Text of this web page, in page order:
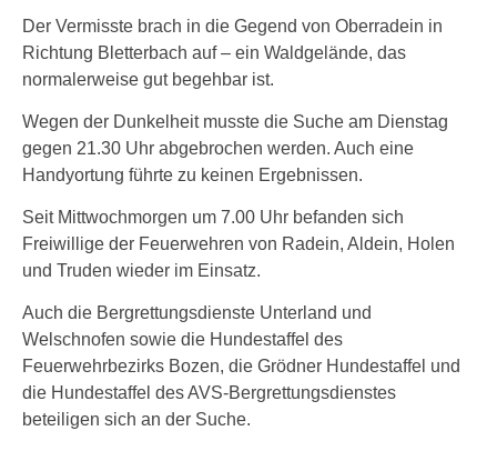
Der Vermisste brach in die Gegend von Oberradein in
Richtung Bletterbach auf – ein Waldgelände, das
normalerweise gut begehbar ist.
Wegen der Dunkelheit musste die Suche am Dienstag
gegen 21.30 Uhr abgebrochen werden. Auch eine
Handyortung führte zu keinen Ergebnissen.
Seit Mittwochmorgen um 7.00 Uhr befanden sich
Freiwillige der Feuerwehren von Radein, Aldein, Holen
und Truden wieder im Einsatz.
Auch die Bergrettungsdienste Unterland und
Welschnofen sowie die Hundestaffel des
Feuerwehrbezirks Bozen, die Grödner Hundestaffel und
die Hundestaffel des AVS-Bergrettungsdienstes
beteiligen sich an der Suche.